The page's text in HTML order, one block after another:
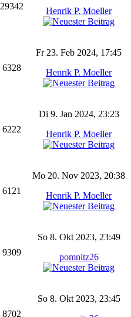
29342
Henrik P. Moeller
6328
Fr 23. Feb 2024, 17:45
Henrik P. Moeller
6222
Di 9. Jan 2024, 23:23
Henrik P. Moeller
6121
Mo 20. Nov 2023, 20:38
Henrik P. Moeller
9309
So 8. Okt 2023, 23:49
pomnitz26
8702
So 8. Okt 2023, 23:45